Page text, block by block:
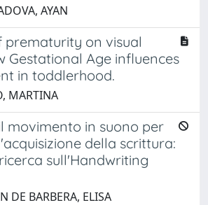
AYAN
prematurity on visual
Gestational Age influences
in toddlerhood.
MARTINA
movimento in suono per
della scrittura:
sull'Handwriting
DE BARBERA, ELISA